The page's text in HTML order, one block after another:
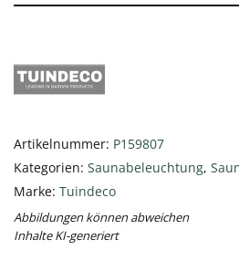
Artikelnummer: P159807
Kategorien: Saunabeleuchtung,
Marke: Tuindeco
Abbildungen können abweichen
Inhalte KI-generiert